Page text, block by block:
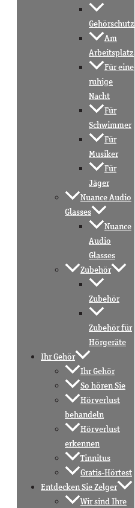
Gehörschutz
Am
Arbeitsplatz
Für eine
ruhige
Nacht
Für
Schwimmer
Für
Musiker
Für
Jäger
Nuance Audio
Glasses
Nuance
Audio
Glasses
Zubehör
Zubehör
Zubehör für
Hörgeräte
Ihr Gehör
Ihr Gehör
So hören Sie
Hörverlust
behandeln
Hörverlust
erkennen
Tinnitus
Gratis-Hörtest
Entdecken Sie Zelger
Wir sind Ihre